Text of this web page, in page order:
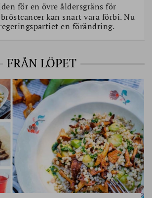
för en övre åldersgräns för
kan snart vara förbi. Nu
en förändring.
FRÅN LÖPET